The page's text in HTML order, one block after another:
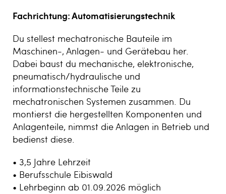
Fachrichtung: Automati­sierungs­technik
Du stellest mechatronische Bauteile im
Maschinen-, Anlagen- und Gerätebau her.
Dabei baust du mechanische, elektronische,
pneumatisch/hydraulische und
informationstechnische Teile zu
mechatronischen Systemen zusammen. Du
montierst die hergestellten Komponenten und
Anlagenteile, nimmst die Anlagen in Betrieb und
bedienst diese.
• 3,5 Jahre Lehrzeit
• Berufsschule Eibiswald
• Lehrbeginn ab 01.09.2026 möglich